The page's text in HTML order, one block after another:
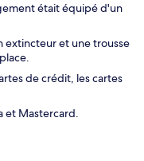
était équipé d'un
extincteur et une trousse
de crédit, les cartes
et Mastercard.